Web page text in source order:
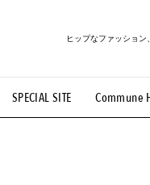
SPECIAL SITE Commune
ヒップなファッショ
#路地裏てぃーん。